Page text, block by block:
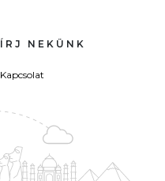
ÍRJ NEKÜNK
Kapcsolat